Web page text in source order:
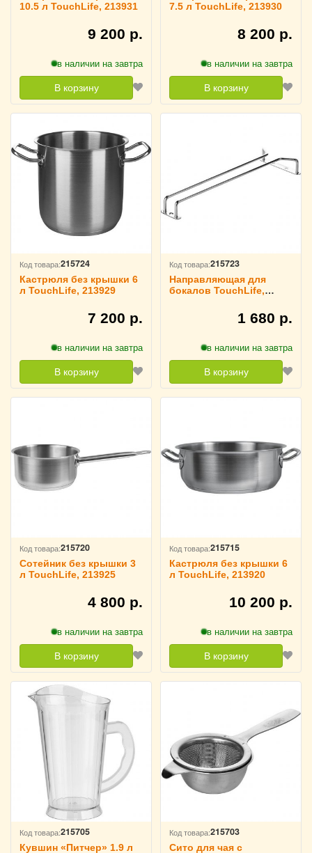
10.5 л TouchLife, 213931
9 200 р.
в наличии на завтра
В корзину
7.5 л TouchLife, 213930
8 200 р.
в наличии на завтра
В корзину
Код товара:215724
Кастрюля без крышки 6
л TouchLife, 213929
7 200 р.
в наличии на завтра
В корзину
Код товара:215723
Направляющая для
бокалов TouchLife,
1 680 р.
в наличии на завтра
В корзину
Код товара:215720
Сотейник без крышки 3
л TouchLife, 213925
4 800 р.
в наличии на завтра
В корзину
Код товара:215715
Кастрюля без крышки 6
л TouchLife, 213920
10 200 р.
в наличии на завтра
В корзину
Код товара:215705
Кувшин «Питчер» 1.9 л
Код товара:215703
Сито для чая с